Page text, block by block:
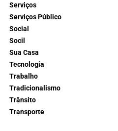
Serviços
Serviços Público
Social
Socil
Sua Casa
Tecnologia
Trabalho
Tradicionalismo
Trânsito
Transporte